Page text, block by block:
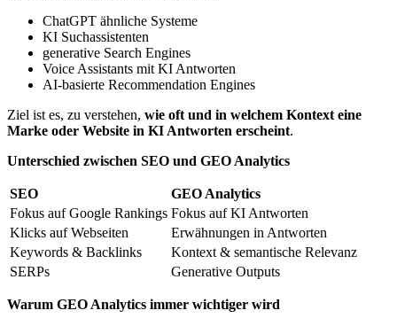
ChatGPT ähnliche Systeme
KI Suchassistenten
generative Search Engines
Voice Assistants mit KI Antworten
AI-basierte Recommendation Engines
Ziel ist es, zu verstehen, wie oft und in welchem Kontext eine
Marke oder Website in KI Antworten erscheint.
Unterschied zwischen SEO und GEO Analytics
SEO
GEO Analytics
Fokus auf Google Rankings Fokus auf KI Antworten
Klicks auf Webseiten
Erwähnungen in Antworten
Keywords & Backlinks
Kontext & semantische Relevanz
SERPs
Generative Outputs
Warum GEO Analytics immer wichtiger wird